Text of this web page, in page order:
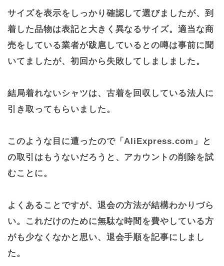
サイズを表示をしっかり確認して選びましたが、到
着した品物は表記と大きく異なるサイズ。適当な商
売をしている業者が跋扈しているとの噂は事前に聞
いてましたが、初回から失敗してしましました。
結局着れないシャツは、古着を回収している法人に
引き取ってもらいました。
このような目に遭ったので「AliExpress.com」と
の取引はもうないだろうと、アカウントの削除を試
むことに。
よくあることですが、退会の方法が結構わかりづら
い。これだけのために無駄な時間を費やしている方
がも少なくなかと思い、退会手順を記事にしまし
た。